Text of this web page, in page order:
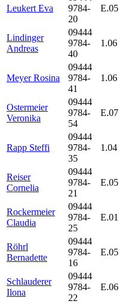
Leukert Eva
9784-
20
E.05
Lindinger
Andreas
09444
9784-
40
1.06
Meyer Rosina
09444
9784-
41
1.06
Ostermeier
Veronika
09444
9784-
54
E.07
Rapp Steffi
09444
9784-
35
1.04
Reiser
Cornelia
09444
9784-
21
E.05
Rockermeier
Claudia
09444
9784-
25
E.01
Röhrl
Bernadette
09444
9784-
16
E.05
Schlauderer
Ilona
09444
9784-
22
E.06